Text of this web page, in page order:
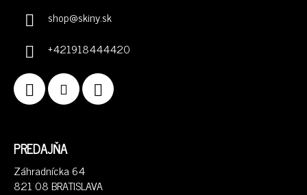
shop@skiny.sk
+421918444420
PREDAJŇA
Záhradnícka 64
821 08 BRATISLAVA